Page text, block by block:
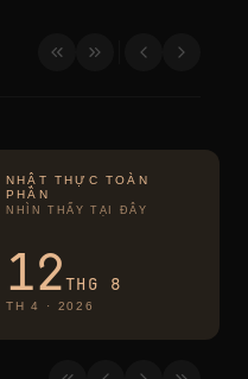
NHẬT THỰC TOÀN
PHẦN
NHÌN THẤY TẠI ĐÂY
12THG 8
TH 4 · 2026